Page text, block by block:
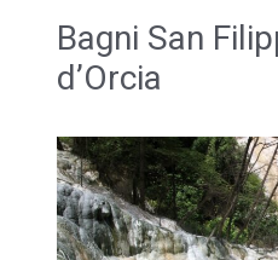
Bagni San
d’Orcia